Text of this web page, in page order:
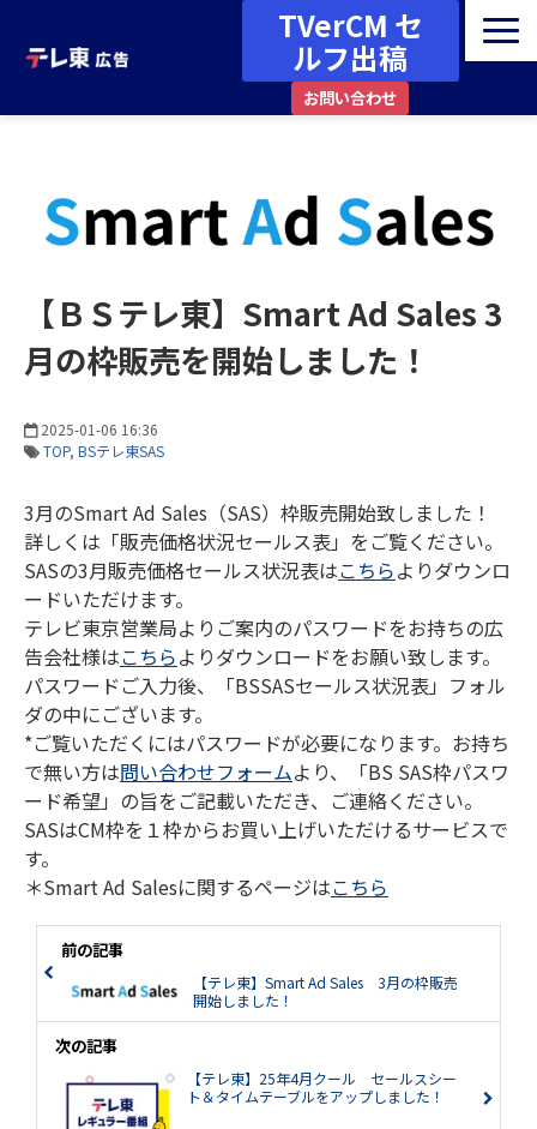
TVerCM セ
ルフ出稿
お問い合わせ
資料ダウンロード
事例・コラム
その他
【ＢＳテレ東】Smart Ad Sales 3
月の枠販売を開始しました！
2025-01-06 16:36
TOP BSテレ東SAS
3月のSmart Ad Sales（SAS）枠販売開始致しました！
詳しくは「販売価格状況セールス表」をご覧ください。
SASの3月販売価格セールス状況表はこちらよりダウンロ
ードいただけます。
テレビ東京営業局よりご案内のパスワードをお持ちの広
告会社様はこちらよりダウンロードをお願い致します。
パスワードご入力後、「BSSASセールス状況表」フォル
ダの中にございます。
*ご覧いただくにはパスワードが必要になります。お持ち
で無い方は問い合わせフォームより、「BS SAS枠パスワ
ード希望」の旨をご記載いただき、ご連絡ください。
SASはCM枠を１枠からお買い上げいただけるサービスで
す。
＊Smart Ad Salesに関するページはこちら
前の記事
【テレ東】Smart Ad Sales 3月の枠販売
開始しました！
次の記事
【テレ東】25年4月クール セールスシー
ト＆タイムテーブルをアップしました！